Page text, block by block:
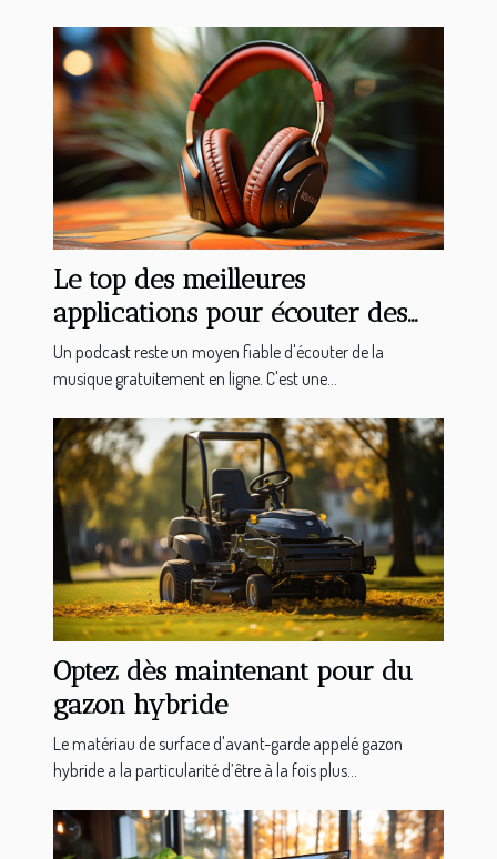
Le top des meilleures
applications pour écouter des
podcasts sur votre Android
Un podcast reste un moyen fiable d'écouter de la
musique gratuitement en ligne. C'est une...
Optez dès maintenant pour du
gazon hybride
Le matériau de surface d'avant-garde appelé gazon
hybride a la particularité d’être à la fois plus...